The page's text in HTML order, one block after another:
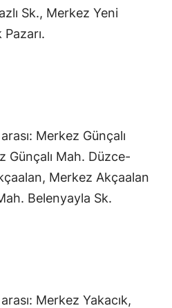
Sk., Merkez Yeni
Merkez Günçalı
Günçalı Mah. Düzce-
Merkez Akçaalan
Belenyayla Sk.
Merkez Yakacık,